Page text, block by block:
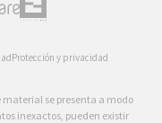
Protección y privacidad
material se presenta a modo
inexactos, pueden existir